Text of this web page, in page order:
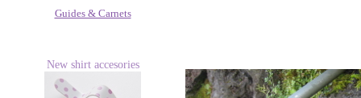
Guides & Carnets
New shirt accesories